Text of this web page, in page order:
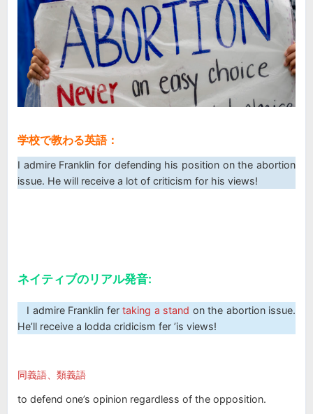
学校で教わる英語：
I admire Franklin for defending his position on the abortion
issue. He will receive a lot of criticism for his views!
ネイティブのリアル発音:
I admire Franklin fertaking a stand on the abortion issue.
He’ll receive a lodda cridicism fer ’is views!
同義語、類義語
to defend one’s opinion regardless of the opposition.